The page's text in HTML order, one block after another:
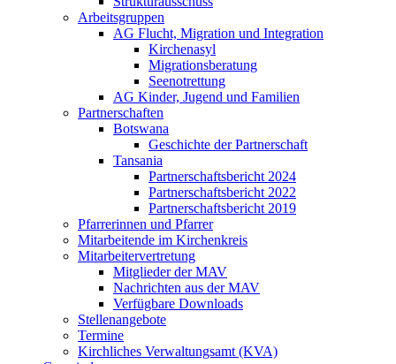
Arbeitsgruppen
AG Flucht, Migration und Integration
Kirchenasyl
Migrationsberatung
Seenotrettung
AG Kinder, Jugend und Familien
Partnerschaften
Botswana
Geschichte der Partnerschaft
Tansania
Partnerschaftsbericht 2024
Partnerschaftsbericht 2022
Partnerschaftsbericht 2019
Pfarrerinnen und Pfarrer
Mitarbeitende im Kirchenkreis
Mitarbeitervertretung
Mitglieder der MAV
Nachrichten aus der MAV
Verfügbare Downloads
Stellenangebote
Termine
Kirchliches Verwaltungsamt (KVA)